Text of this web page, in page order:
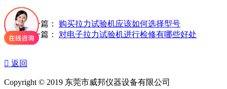
上一篇： 购买拉力试验机应该如何选择型号
下一篇： 对电子拉力试验机进行检修有哪些好处
 返回
Copyright © 2019 东莞市威邦仪器设备有限公司